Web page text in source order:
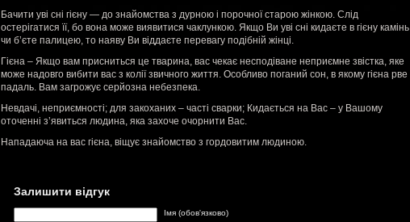
Бачити уві сні гієну — до знайомства з дурною і порочної старою жінкою. Слід
остерігатися її, бо вона може виявитися чаклункою. Якщо Ви уві сні кидаєте в гієну камінь
чи б’єте палицею, то наяву Ви віддаєте перевагу подібній жінці.
Гієна – Якщо вам присниться це тварина, вас чекає несподіване неприємне звістка, яке
може надовго вибити вас з колії звичного життя. Особливо поганий сон, в якому гієна рве
падаль. Вам загрожує серйозна небезпека.
Невдачі, неприємності; для закоханих – часті сварки; Кидається на Вас – у Вашому
оточенні з’явиться людина, яка захоче очорнити Вас.
Нападаюча на вас гієна, віщує знайомство з гордовитим людиною.
Залишити відгук
Імя (обов'язково)